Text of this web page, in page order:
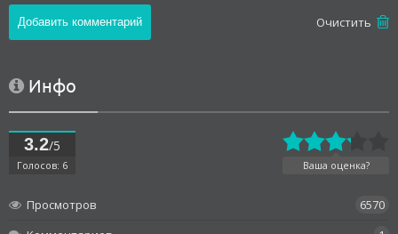
Oчистить
Инфо
3.2/5
Голосов: 6 Ваша оценка?
Просмотров
6570